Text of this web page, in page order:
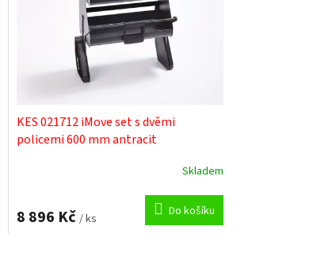
KES 021712 iMove set s dvěmi
policemi 600 mm antracit
Skladem
8 896 Kč / ks Do košíku